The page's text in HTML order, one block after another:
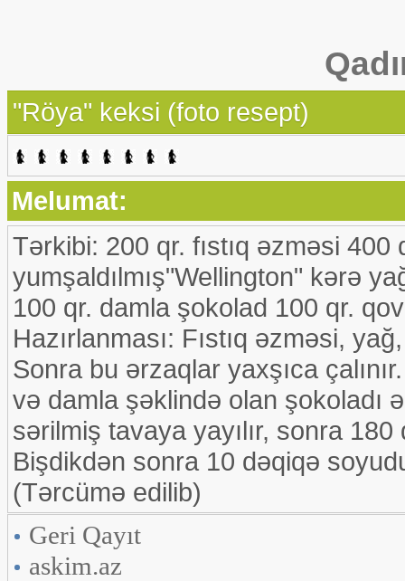
"Röya" keksi (foto resept)
Melumat:
Tərkibi: 200 qr. fıstıq əzməsi 400
yumşaldılmış"Wellington" kərə
100 qr. damla şokolad 100 qr.
Hazırlanması: Fıstıq əzməsi,
Sonra bu ərzaqlar yaxşıca
və damla şəklində olan şokoladı
sərilmiş tavaya yayılır, sonra
Bişdikdən sonra 10 dəqiqə
(Tərcümə edilib)
Geri Qayıt
askim.az